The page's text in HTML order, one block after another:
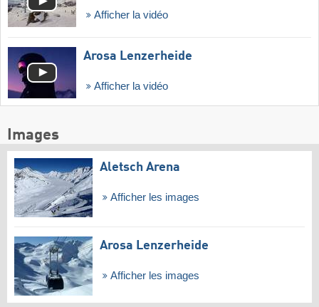
Afficher la vidéo
Arosa Lenzerheide
Afficher la vidéo
Images
Aletsch Arena
Afficher les images
Arosa Lenzerheide
Afficher les images